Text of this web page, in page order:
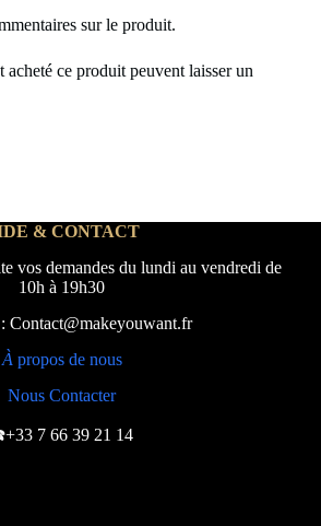
sur le produit.
acheté ce produit peuvent laisser un
& CONTACT
vos demandes du lundi au vendredi de
10h à 19h30
Contact@makeyouwant.fr
À propos de nous
Nous Contacter
7 66 39 21 14